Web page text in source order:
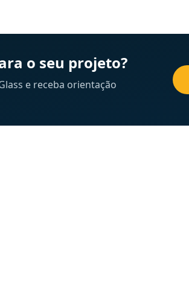
o seu projeto?
e receba orientação